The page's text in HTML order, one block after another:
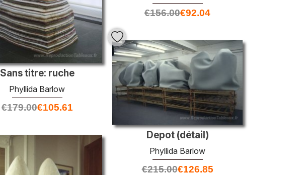
€156.00€92.04
Sans titre: ruche
Phyllida Barlow
€179.00€105.61
Depot (détail)
Phyllida Barlow
€215.00€126.85